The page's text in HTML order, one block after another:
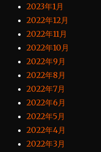
2023年1月
2022年12月
2022年11月
2022年10月
2022年9月
2022年8月
2022年7月
2022年6月
2022年5月
2022年4月
2022年3月